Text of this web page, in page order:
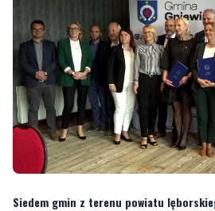
Siedem gmin z terenu powiatu
wejherowskiego podpisało
przy realizacji budowy pierwszej Polskiej